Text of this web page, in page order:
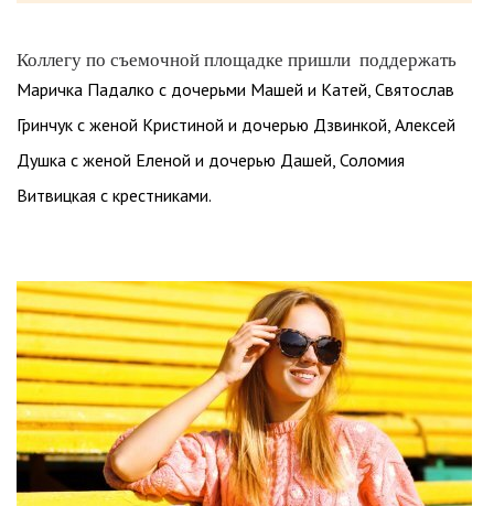
Коллегу по съемочной площадке пришли поддержать
Маричка Падалко с дочерьми Машей и Катей, Святослав
Гринчук с женой Кристиной и дочерью Дзвинкой, Алексей
Душка с женой Еленой и дочерью Дашей, Соломия
Витвицкая с крестниками.